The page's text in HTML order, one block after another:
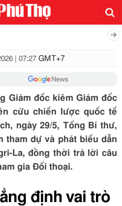
| 07:27 GMT+7
Giám đốc kiêm Giám đốc
cứu chiến lược quốc tế
ngày 29/5, Tổng Bí thư,
tham dự và phát biểu dẫn
La, đồng thời trả lời câu
gia Đối thoại.
định vai trò